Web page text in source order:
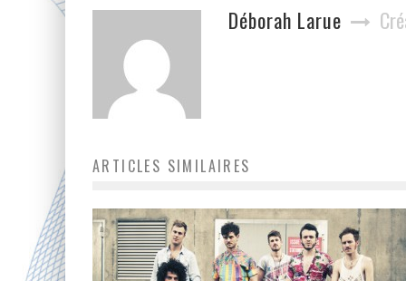
Déborah Larue
ARTICLES SIMILAIRES